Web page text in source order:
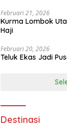
Februari 21, 2026
Kurma Lombok
Haji
Februari 20, 2026
Teluk Ekas Jadi
Destinasi